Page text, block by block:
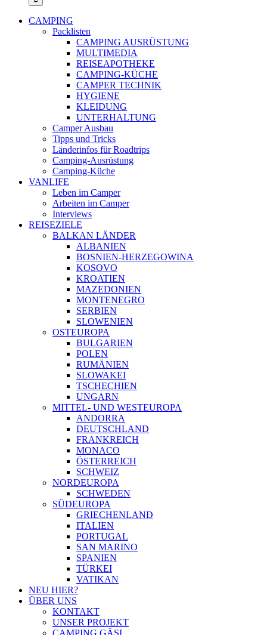
CAMPING
Packlisten
CAMPING AUSRÜSTUNG
MULTIMEDIA
REISEAPOTHEKE
CAMPING-KÜCHE
CAMPER TECHNIK
HYGIENE
KLEIDUNG
UNTERHALTUNG
Camper Ausbau
Tipps und Tricks
Länderinfos für Roadtrips
Camping-Ausrüstung
Camping-Küche
VANLIFE
Leben im Camper
Arbeiten im Camper
Interviews
REISEZIELE
BALKAN LÄNDER
ALBANIEN
BOSNIEN-HERZEGOWINA
KOSOVO
KROATIEN
MAZEDONIEN
MONTENEGRO
SERBIEN
SLOWENIEN
OSTEUROPA
BULGARIEN
POLEN
RUMÄNIEN
SLOWAKEI
TSCHECHIEN
UNGARN
MITTEL- UND WESTEUROPA
ANDORRA
DEUTSCHLAND
FRANKREICH
MONACO
ÖSTERREICH
SCHWEIZ
NORDEUROPA
SCHWEDEN
SÜDEUROPA
GRIECHENLAND
ITALIEN
PORTUGAL
SAN MARINO
SPANIEN
TÜRKEI
VATIKAN
NEU HIER?
ÜBER UNS
KONTAKT
UNSER PROJEKT
CAMPING GÄSI